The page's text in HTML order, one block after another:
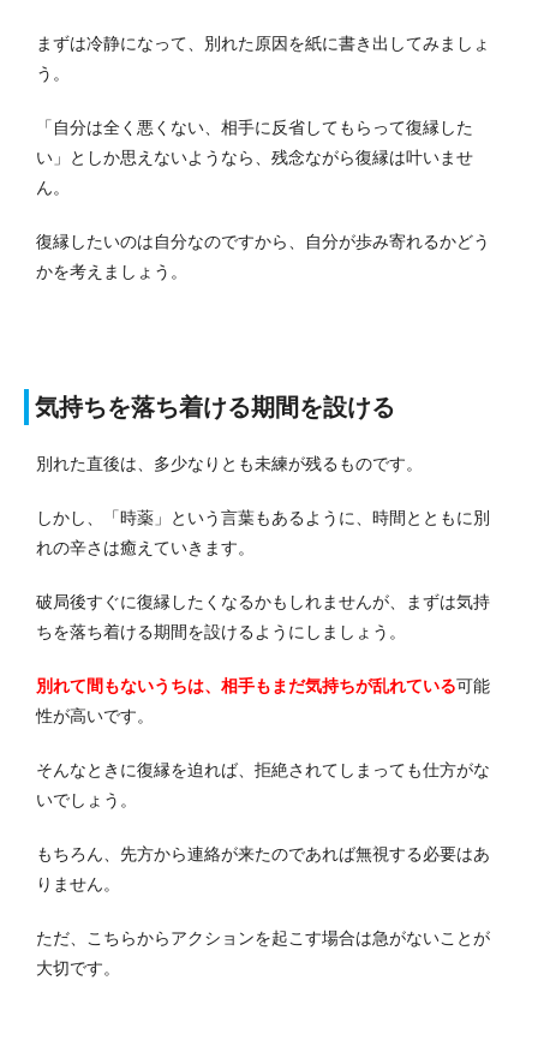
まずは冷静になって、別れた原因を紙に書き出してみましょ
う。
「自分は全く悪くない、相手に反省してもらって復縁した
い」としか思えないようなら、残念ながら復縁は叶いませ
ん。
復縁したいのは自分なのですから、自分が歩み寄れるかどう
かを考えましょう。
気持ちを落ち着ける期間を設ける
別れた直後は、多少なりとも未練が残るものです。
しかし、「時薬」という言葉もあるように、時間とともに別
れの辛さは癒えていきます。
破局後すぐに復縁したくなるかもしれませんが、まずは気持
ちを落ち着ける期間を設けるようにしましょう。
別れて間もないうちは、相手もまだ気持ちが乱れている可能
性が高いです。
そんなときに復縁を迫れば、拒絶されてしまっても仕方がな
いでしょう。
もちろん、先方から連絡が来たのであれば無視する必要はあ
りません。
ただ、こちらからアクションを起こす場合は急がないことが
大切です。